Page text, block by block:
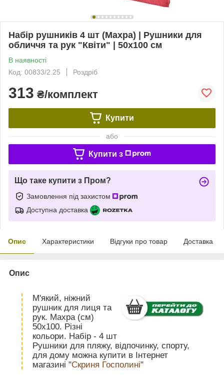
Набір рушників 4 шт (Махра) | Рушники для
обличчя та рук "Квіти" | 50х100 см
В наявності
Код: 00833/2.25
Роздріб
313 ₴/комплект
Купити
або
Купити з
Що таке купити з Пром?
Замовлення під захистом
Доступна доставка
Опис Характеристики Відгуки про товар Доставка
Опис
М'який, ніжний
рушник для лиця та
рук. Махра (см)
50х100. Різні
кольори. Набір - 4 шт
Рушники для пляжу, відпочинку, спорту,
для дому можна купити в Інтернет
магазині "Скриня Госполині"